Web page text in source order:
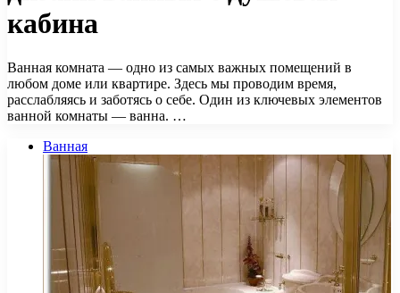
кабина
Ванная комната — одно из самых важных помещений в
любом доме или квартире. Здесь мы проводим время,
расслабляясь и заботясь о себе. Один из ключевых элементов
ванной комнаты — ванна. …
Ванная